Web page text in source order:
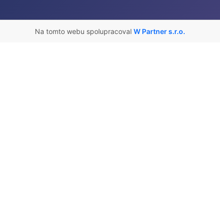
Na tomto webu spolupracoval W Partner s.r.o.